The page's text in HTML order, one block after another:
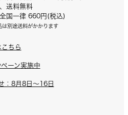
送料無料
国一律 660円(税込)
別途送料がかかります
ちら
ーン実施中
：8月8日～16日